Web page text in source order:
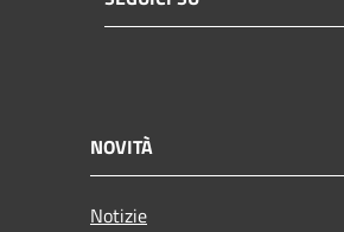
NOVITÀ
Notizie